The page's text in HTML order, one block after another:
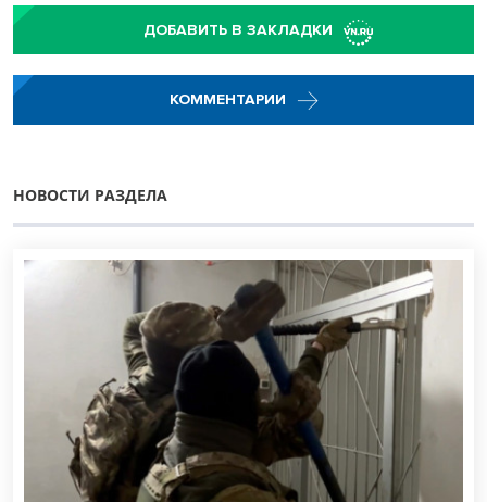
ДОБАВИТЬ В ЗАКЛАДКИ
КОММЕНТАРИИ
НОВОСТИ РАЗДЕЛА